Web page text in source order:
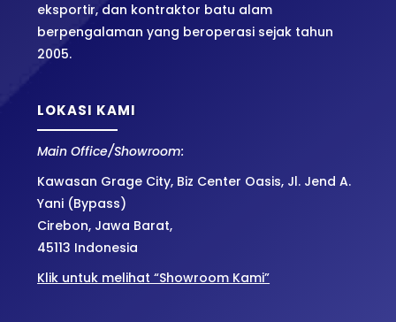
eksportir, dan kontraktor batu alam
berpengalaman yang beroperasi sejak tahun
2005.
LOKASI KAMI
Main Office/Showroom:
Kawasan Grage City, Biz Center Oasis, Jl. Jend A.
Yani (Bypass)
Cirebon, Jawa Barat,
45113 Indonesia
Klik untuk melihat “Showroom Kami”